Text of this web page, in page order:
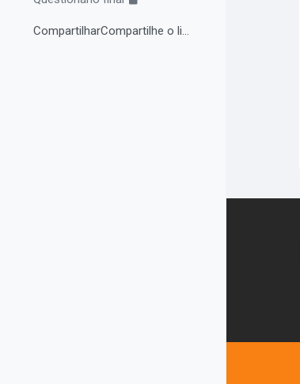
CompartilharCompartilhe o link do curso em suas re...